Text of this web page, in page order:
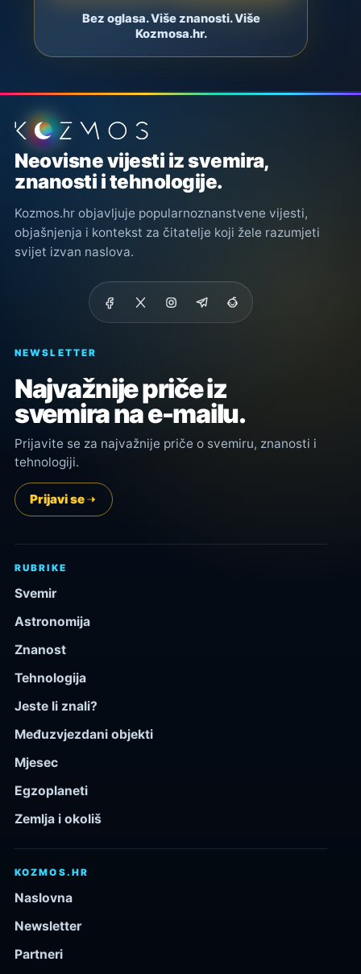
Bez oglasa. Više znanosti. Više
Kozmosa.hr.
Podnožje stranice
Neovisne vijesti iz svemira,
znanosti i tehnologije.
Kozmos.hr objavljuje popularnoznanstvene vijesti,
objašnjenja i kontekst za čitatelje koji žele razumjeti
svijet izvan naslova.
NEWSLETTER
Najvažnije priče iz
svemira na e-mailu.
Prijavite se za najvažnije priče o svemiru, znanosti i
tehnologiji.
Prijavi se
RUBRIKE
Svemir
Astronomija
Znanost
Tehnologija
Jeste li znali?
Međuzvjezdani objekti
Mjesec
Egzoplaneti
Zemlja i okoliš
KOZMOS.HR
Naslovna
Newsletter
Partneri